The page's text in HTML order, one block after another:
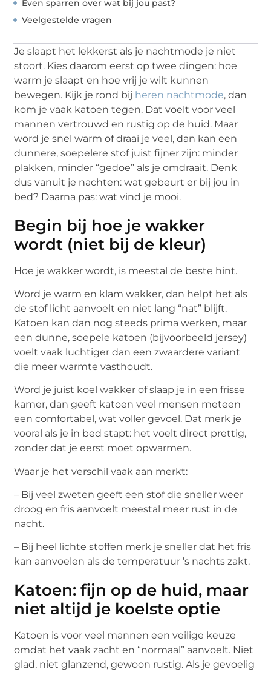
Even sparren over wat bij jou past?
Veelgestelde vragen
Je slaapt het lekkerst als je nachtmode je niet
stoort. Kies daarom eerst op twee dingen: hoe
warm je slaapt en hoe vrij je wilt kunnen
bewegen. Kijk je rond bij heren nachtmode, dan
kom je vaak katoen tegen. Dat voelt voor veel
mannen vertrouwd en rustig op de huid. Maar
word je snel warm of draai je veel, dan kan een
dunnere, soepelere stof juist fijner zijn: minder
plakken, minder “gedoe” als je omdraait. Denk
dus vanuit je nachten: wat gebeurt er bij jou in
bed? Daarna pas: wat vind je mooi.
Begin bij hoe je wakker
wordt (niet bij de kleur)
Hoe je wakker wordt, is meestal de beste hint.
Word je warm en klam wakker, dan helpt het als
de stof licht aanvoelt en niet lang “nat” blijft.
Katoen kan dan nog steeds prima werken, maar
een dunne, soepele katoen (bijvoorbeeld jersey)
voelt vaak luchtiger dan een zwaardere variant
die meer warmte vasthoudt.
Word je juist koel wakker of slaap je in een frisse
kamer, dan geeft katoen veel mensen meteen
een comfortabel, wat voller gevoel. Dat merk je
vooral als je in bed stapt: het voelt direct prettig,
zonder dat je eerst moet opwarmen.
Waar je het verschil vaak aan merkt:
– Bij veel zweten geeft een stof die sneller weer
droog en fris aanvoelt meestal meer rust in de
nacht.
– Bij heel lichte stoffen merk je sneller dat het fris
kan aanvoelen als de temperatuur ’s nachts zakt.
Katoen: fijn op de huid, maar
niet altijd je koelste optie
Katoen is voor veel mannen een veilige keuze
omdat het vaak zacht en “normaal” aanvoelt. Niet
glad, niet glanzend, gewoon rustig. Als je gevoelig